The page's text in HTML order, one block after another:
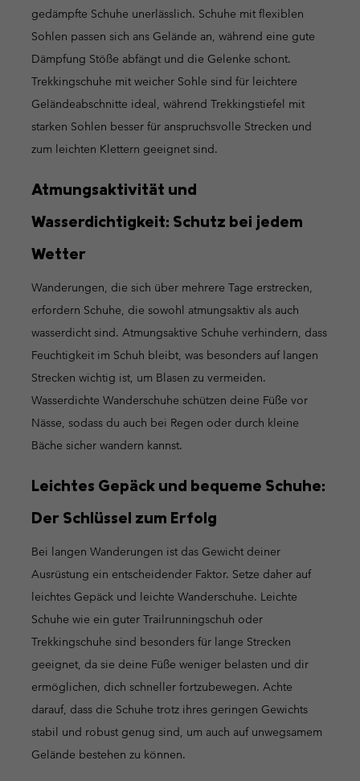
gedämpfte Schuhe unerlässlich. Schuhe mit flexiblen
Sohlen passen sich ans Gelände an, während eine gute
Dämpfung Stöße abfängt und die Gelenke schont.
Trekkingschuhe mit weicher Sohle sind für leichtere
Geländeabschnitte ideal, während Trekkingstiefel mit
starken Sohlen besser für anspruchsvolle Strecken und
zum leichten Klettern geeignet sind.
Atmungsaktivität und
Wasserdichtigkeit: Schutz bei jedem
Wetter
Wanderungen, die sich über mehrere Tage erstrecken,
erfordern Schuhe, die sowohl atmungsaktiv als auch
wasserdicht sind. Atmungsaktive Schuhe verhindern, dass
Feuchtigkeit im Schuh bleibt, was besonders auf langen
Strecken wichtig ist, um Blasen zu vermeiden.
Wasserdichte Wanderschuhe schützen deine Füße vor
Nässe, sodass du auch bei Regen oder durch kleine
Bäche sicher wandern kannst.
Leichtes Gepäck und bequeme Schuhe:
Der Schlüssel zum Erfolg
Bei langen Wanderungen ist das Gewicht deiner
Ausrüstung ein entscheidender Faktor. Setze daher auf
leichtes Gepäck und leichte Wanderschuhe. Leichte
Schuhe wie ein guter Trailrunningschuh oder
Trekkingschuhe sind besonders für lange Strecken
geeignet, da sie deine Füße weniger belasten und dir
ermöglichen, dich schneller fortzubewegen. Achte
darauf, dass die Schuhe trotz ihres geringen Gewichts
stabil und robust genug sind, um auch auf unwegsamem
Gelände bestehen zu können.